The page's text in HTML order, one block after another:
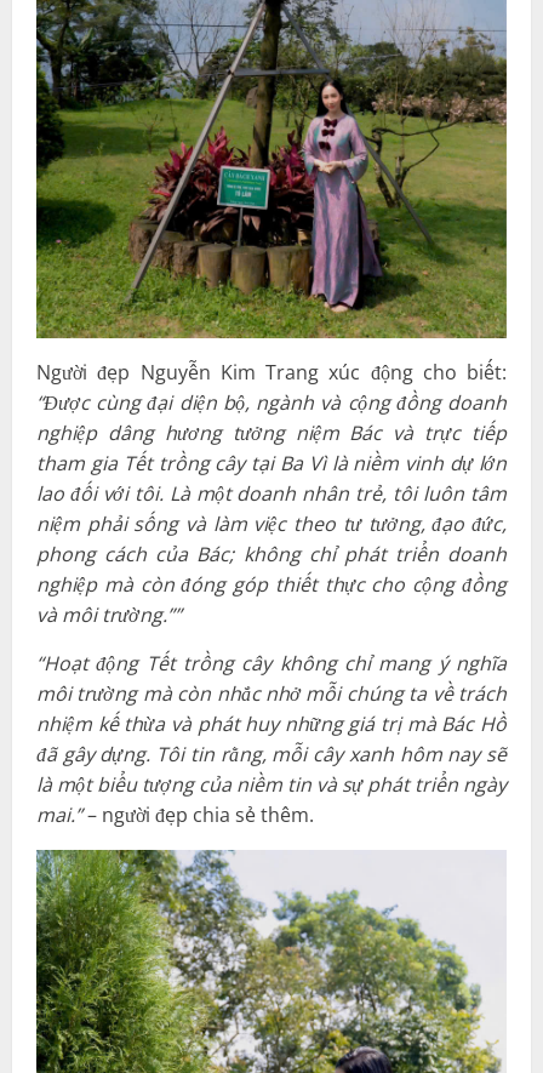
Người đẹp Nguyễn Kim Trang xúc động cho biết:
“Được cùng đại diện bộ, ngành và cộng đồng doanh
nghiệp dâng hương tưởng niệm Bác và trực tiếp
tham gia Tết trồng cây tại Ba Vì là niềm vinh dự lớn
lao đối với tôi. Là một doanh nhân trẻ, tôi luôn tâm
niệm phải sống và làm việc theo tư tưởng, đạo đức,
phong cách của Bác; không chỉ phát triển doanh
nghiệp mà còn đóng góp thiết thực cho cộng đồng
và môi trường.””
môi trường mà còn nhắc nhở mỗi chúng ta về trách
nhiệm kế thừa và phát huy những giá trị mà Bác Hồ
đã gây dựng. Tôi tin rằng, mỗi cây xanh hôm nay sẽ
là một biểu tượng của niềm tin và sự phát triển ngày
mai.”– người đẹp chia sẻ thêm.